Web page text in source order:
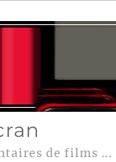
de films ...